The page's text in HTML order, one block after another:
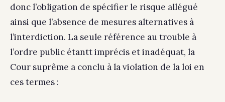
donc l’obligation de spécifier le risque allégué
ainsi que l’absence de mesures alternatives à
l’interdiction. La seule référence au trouble à
l’ordre public étantt imprécis et inadéquat, la
Cour suprême a conclu à la violation de la loi en
ces termes :